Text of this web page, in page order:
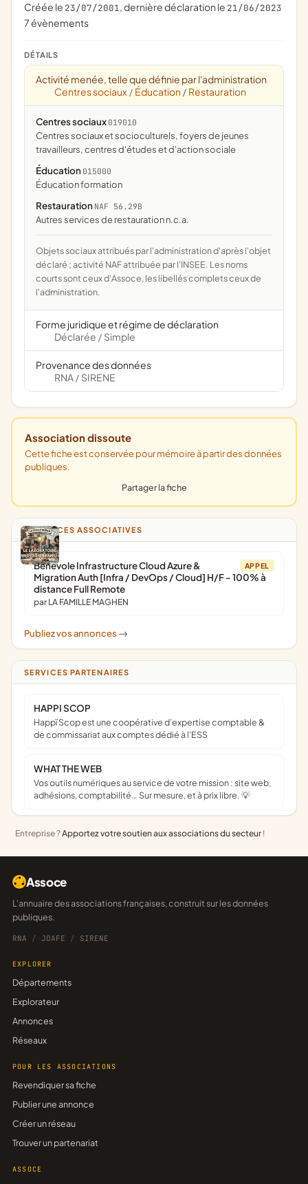
Créée le 23/07/2001, dernière déclaration le 21/06/2023
7 évènements
DÉTAILS
Activité menée, telle que définie par l'administration
Centres sociaux / Éducation / Restauration
Centres sociaux 019010
centres sociaux et socioculturels, foyers de jeunes
travailleurs, centres d'études et d'action sociale
Éducation 015000
éducation formation
Restauration NAF 56.29B
Autres services de restauration n.c.a.
Objets sociaux attribués par l'administration d'après l'objet
déclaré ; activité NAF attribuée par l'INSEE. Les noms
courts sont ceux d'Assoce, les libellés complets ceux de
l'administration.
Forme juridique et régime de déclaration
Déclarée / Simple
Provenance des données
RNA / SIRENE
Association dissoute
Cette fiche est conservée pour mémoire à partir des données
publiques.
Partager la fiche
ANNONCES ASSOCIATIVES
APPEL
Bénévole Infrastructure Cloud Azure &
Migration Auth [Infra / DevOps / Cloud] H/F - 100% à
distance Full Remote
par LA FAMILLE MAGHEN
Publiez vos annonces ->
SERVICES PARTENAIRES
HAPPI SCOP
Happï Scop est une coopérative d’expertise comptable &
de commissariat aux comptes dédié à l'ESS
WHAT THE WEB
Vos outils numériques au service de votre mission : site web,
adhésions, comptabilité… Sur mesure, et à prix libre. 💡
Entreprise ?Apportez votre soutien aux associations du secteur !
Assoce
L'annuaire des associations françaises, construit sur les données
publiques.
RNA / JOAFE / SIRENE
EXPLORER
Départements
Explorateur
Annonces
Réseaux
POUR LES ASSOCIATIONS
Revendiquer sa fiche
Publier une annonce
Créer un réseau
Trouver un partenariat
ASSOCE